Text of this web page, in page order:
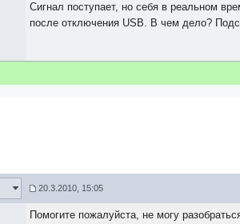
Сигнал поступает, но себя в реальном
после отключения USB. В чем дело?
20.3.2010, 15:05
Помогите пожалуйста, не могу